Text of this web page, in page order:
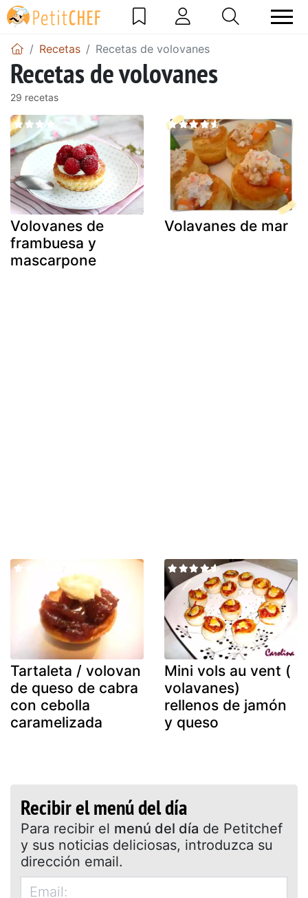
Recetas Recetas de volovanes
Recetas de volovanes
29 recetas
Volovanes de
frambuesa y
mascarpone
Volavanes de mar
Tartaleta / volovan
de queso de cabra
con cebolla
caramelizada
Mini vols au vent (
volavanes)
rellenos de jamón
y queso
Recibir el menú del día
Para recibir el menú del día de Petitchef
y sus noticias deliciosas, introduzca su
dirección email.